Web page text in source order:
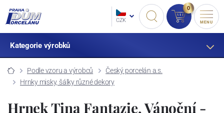
CZK
0
MENU
Kategorie výrobků
Podle vzoru a výrobců
Český porcelán a.s.
Hrnky misky, šálky různé dekory
Hrnek Tina Fantazie, Vánoční -